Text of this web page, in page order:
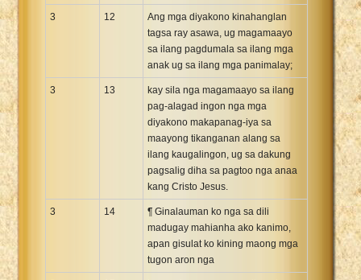
3 12
Ang mga diyakono kinahanglan
tagsa ray asawa, ug magamaayo
sa ilang pagdumala sa ilang mga
anak ug sa ilang mga panimalay;
3 13
kay sila nga magamaayo sa ilang
pag-alagad ingon nga mga
diyakono makapanag-iya sa
maayong tikanganan alang sa
ilang kaugalingon, ug sa dakung
pagsalig diha sa pagtoo nga anaa
kang Cristo Jesus.
3 14
¶ Ginalauman ko nga sa dili
madugay mahianha ako kanimo,
apan gisulat ko kining maong mga
tugon aron nga